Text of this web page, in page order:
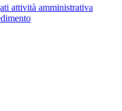
attività amministrativa